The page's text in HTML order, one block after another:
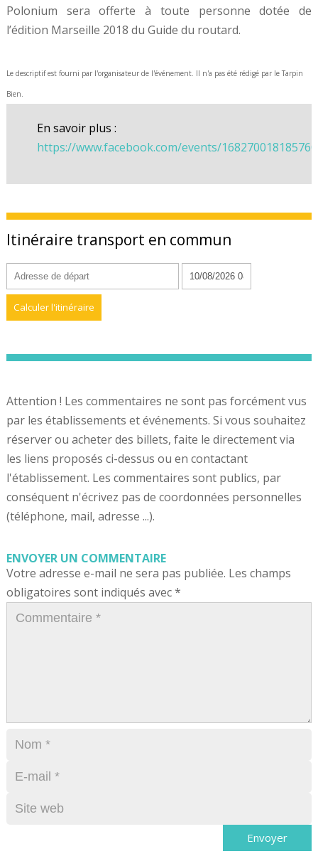
Polonium sera offerte à toute personne dotée de
l’édition Marseille 2018 du Guide du routard.
Le descriptif est fourni par l'organisateur de l'événement. Il n'a pas été rédigé par le Tarpin
Bien.
En savoir plus :
https://www.facebook.com/events/
Itinéraire transport en commun
Attention ! Les commentaires ne sont pas forcément vus
par les établissements et événements. Si vous souhaitez
réserver ou acheter des billets, faite le directement via
les liens proposés ci-dessus ou en contactant
l'établissement. Les commentaires sont publics, par
conséquent n'écrivez pas de coordonnées personnelles
(téléphone, mail, adresse ...).
ENVOYER UN COMMENTAIRE
Votre adresse e-mail ne sera pas publiée. Les champs
obligatoires sont indiqués avec*